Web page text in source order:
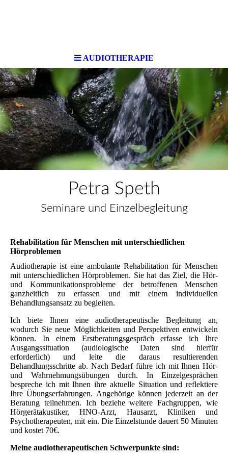
AUDIOTHERAPIE
Petra Speth
Seminare und Einzelbegleitung
Rehabilitation für Menschen mit unterschiedlichen
Hörproblemen
Audiotherapie ist eine ambulante Rehabilitation für Menschen
mit unterschiedlichen Hörproblemen. Sie hat das Ziel, die Hör-
und Kommunikationsprobleme der betroffenen Menschen
ganzheitlich zu erfassen und mit einem individuellen
Behandlungsansatz zu begleiten.
Ich biete Ihnen eine audiotherapeutische Begleitung an,
wodurch Sie neue Möglichkeiten und Perspektiven entwickeln
können. In einem Erstberatungsgespräch erfasse ich Ihre
Ausgangssituation (audiologische Daten sind hierfür
erforderlich) und leite die daraus resultierenden
Behandlungsschritte ab. Nach Bedarf führe ich mit Ihnen Hör-
und Wahrnehmungsübungen durch. In Einzelgesprächen
bespreche ich mit Ihnen ihre aktuelle Situation und reflektiere
Ihre Übungserfahrungen. Angehörige können jederzeit an der
Beratung teilnehmen. Ich beziehe weitere Fachgruppen, wie
Hörgerätakustiker, HNO-Arzt, Hausarzt, Kliniken und
Psychotherapeuten, mit ein. Die Einzelstunde dauert 50 Minuten
und kostet 70€.
Meine audiotherapeutischen Schwerpunkte sind: